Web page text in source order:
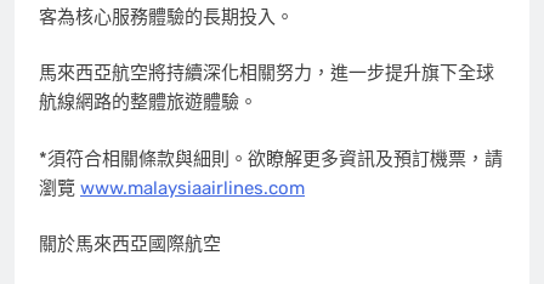
客為核心服務體驗的長期投入。
馬來西亞航空將持續深化相關努力，進一步提升旗下全球
航線網路的整體旅遊體驗。
*須符合相關條款與細則。欲瞭解更多資訊及預訂機票，請
瀏覽 www.malaysiaairlines.com
關於馬來西亞國際航空